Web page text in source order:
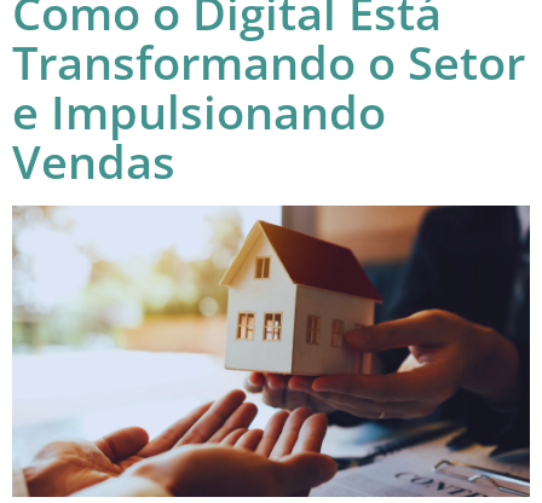
Transformando o Setor
e Impulsionando
Vendas